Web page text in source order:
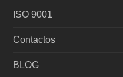
ISO 9001
Contactos
BLOG